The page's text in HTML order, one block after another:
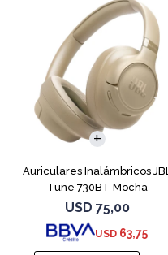
Auriculares Inalámbricos JBL
Tune 730BT Mocha
USD 75,00
USD 63,75